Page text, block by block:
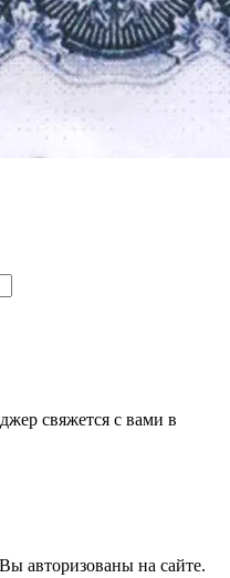
свяжется с вами в
авторизованы на сайте.